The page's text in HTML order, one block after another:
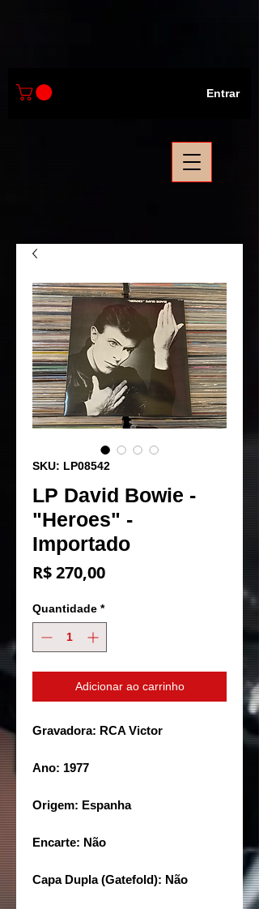
Entrar
SKU: LP08542
LP David Bowie -
"Heroes" -
Importado
R$ 270,00Preço
Quantidade *
Adicionar ao carrinho
Gravadora: RCA Victor
Ano: 1977
Origem: Espanha
Encarte: Não
Capa Dupla (Gatefold): Não